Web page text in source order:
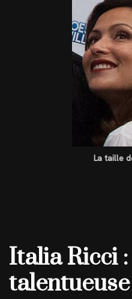
La taille
Italia Ricci